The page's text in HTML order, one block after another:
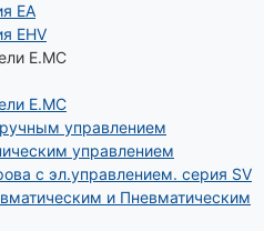
EA
EHV
E.MC
E.MC
управлением
управлением
с эл.управлением. серия SV
и Пневматическим